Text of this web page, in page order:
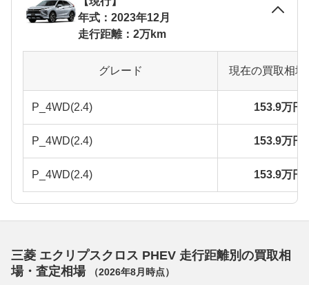
年式：2023年12月
走行距離：2万km
グレード 現在の買取相
P_4WD(2.4) 153.9万円
P_4WD(2.4) 153.9万円
P_4WD(2.4) 153.9万円
三菱 エクリプスクロス PHEV 走行距離別の買取相
場・査定相場
（2026年8月 時点）